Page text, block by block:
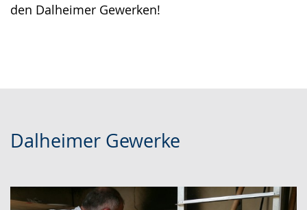
den Dalheimer Gewerken!
Dalheimer Gewerke